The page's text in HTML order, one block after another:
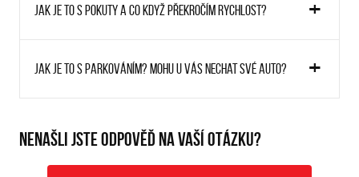
Jak je to s pokuty a co když překročím rychlost?
Jak je to s parkováním? Mohu u vás nechat své auto?
NENAŠLI JSTE ODPOVĚĎ NA VAŠÍ OTÁZKU?